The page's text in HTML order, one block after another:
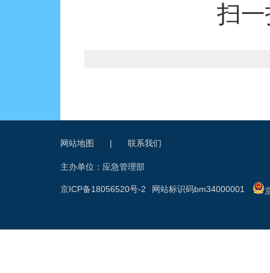
扫
网站地图 | 联系我们
主办单位：应急管理部
网站标识码bm34000001
京ICP备18056520号-2